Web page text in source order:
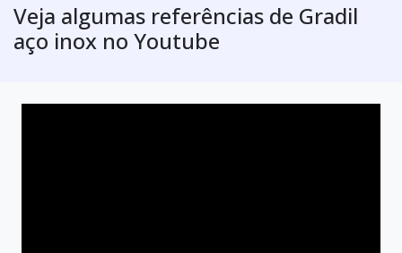
Veja algumas referências de Gradil
aço inox no Youtube